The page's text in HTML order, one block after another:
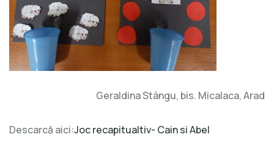
Geraldina Stângu, bis. Micalaca, Arad
Descarcă aici:Joc recapitualtiv- Cain si Abel